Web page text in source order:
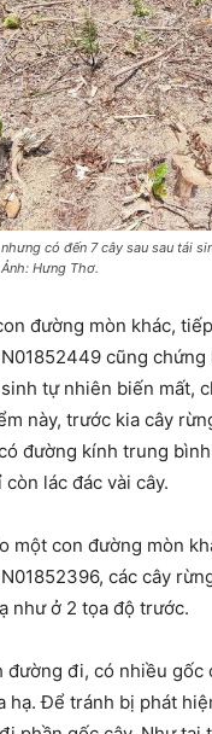
có đến 7 cây sau sau tái
Hưng Thơ.
đường mòn khác,
cũng
tự nhiên biến mất,
này, trước kia cây
đường kính trung
lác đác vài cây.
một con đường mòn
các cây
như ở 2 tọa độ trước.
đường đi, có nhiều gốc
hạ. Để tránh bị phát